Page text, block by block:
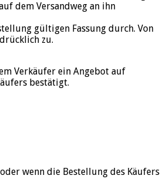
dem Versandweg an ihn
gültigen Fassung durch. Von
zu.
Verkäufer ein Angebot auf
bestätigt.
wenn die Bestellung des Käufers